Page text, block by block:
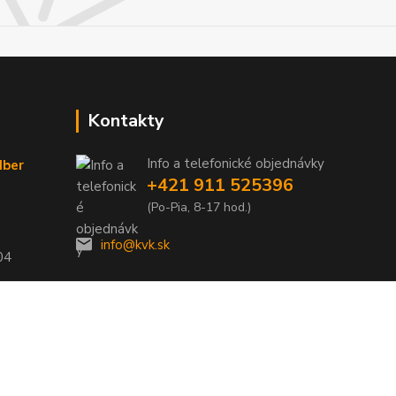
Kontakty
Info a telefonické objednávky
+421 911 525396
(Po-Pia, 8-17 hod.)
info@kvk.sk